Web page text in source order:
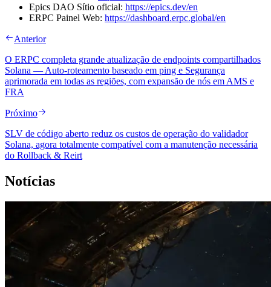
Epics DAO Sítio oficial: https://epics.dev/en
ERPC Painel Web: https://dashboard.erpc.global/en
Anterior
O ERPC completa grande atualização de endpoints compartilhados
Solana — Auto-roteamento baseado em ping e Segurança
aprimorada em todas as regiões, com expansão de nós em AMS e
FRA
Próximo
SLV de código aberto reduz os custos de operação do validador
Solana, agora totalmente compatível com a manutenção necessária
do Rollback & Reirt
Notícias